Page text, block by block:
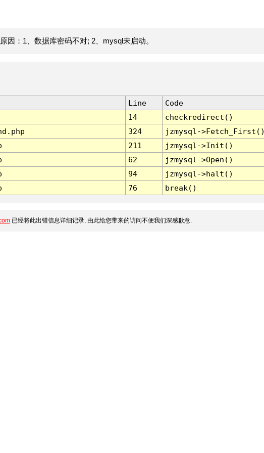
因：1、数据库密码不对; 2、mysql未启动。
Line
Code
14
checkredirect()
324
jzmysql-
211
jzmysql->Init()
62
jzmysql->Open()
94
jzmysql->halt()
76 break()
已经将此出错信息详细记录, 由此给您带来的访问不便我们深感歉意.